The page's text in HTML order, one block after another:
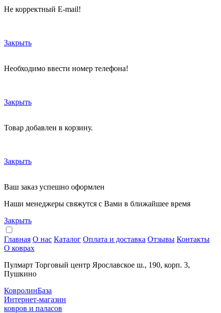
Не корректный E-mail!
Закрыть
Необходимо ввести номер телефона!
Закрыть
Товар добавлен в корзину.
Закрыть
Ваш заказ успешно оформлен
Наши менеджеры свяжутся с Вами в ближайшее время
Закрыть
Главная О нас Каталог Оплата и доставка Отзывы Контакты
О коврах
Пулмарт Торговый центр Ярославское ш., 190, корп. 3,
Пушкино
КовролинБаза
Интернет-магазин
ковров и паласов